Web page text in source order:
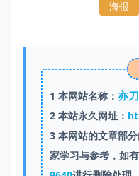
海报
1 本网站名称： 亦
2本站永久网址：
3本网站的文章部
家学习与参考，如